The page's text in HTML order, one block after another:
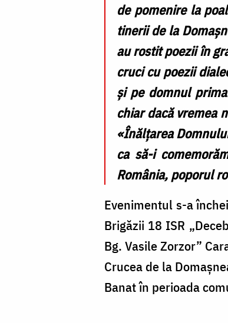
de pomenire la
tinerii de la
au rostit poezii în
cruci cu poezii
și pe domnul
chiar dacă vremea
«Înălțarea
ca să-i
România, poporul
Evenimentul s-a
Brigăzii 18 ISR
Bg. Vasile Zorzor”
Crucea de la
Banat în perioada